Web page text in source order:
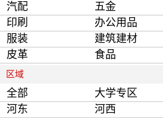
汽配
五金
印刷
办公用品
服装
建筑建材
皮革
食品
区域
全部 大学专区
河东
河西